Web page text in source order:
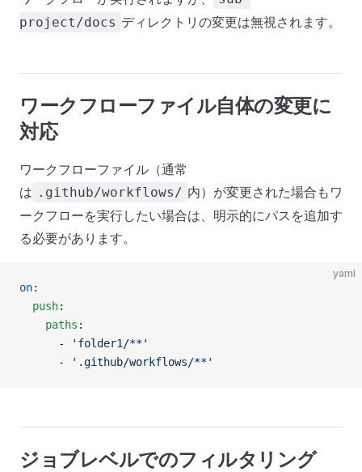
project/docs ディレクトリの変更は無視されます。
ワークフローファイル自体の変更に
対応
ワークフローファイル（通常
は .github/workflows/ 内）が変更された場合もワ
ークフローを実行したい場合は、明示的にパスを追加す
る必要があります。
yaml
on:
  push
:
    paths
:
      -
'folder1/**'
      -
'.github/workflows/**'
ジョブレベルでのフィルタリング